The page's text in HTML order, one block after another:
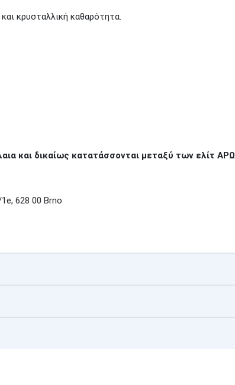
κρυσταλλική καθαρότητα.
και δικαίως κατατάσσονται μεταξύ των ελίτ
1e, 628 00 Brno